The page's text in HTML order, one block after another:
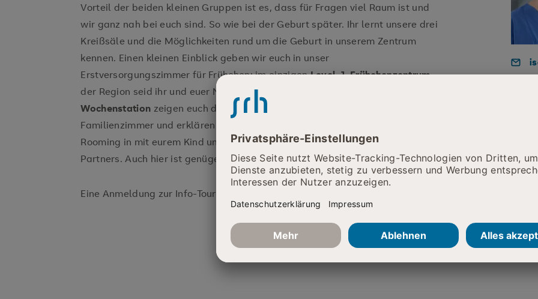
Vorteil der beiden kleinen Gruppen ist es, dass für Fragen viel Raum ist und
wir ganz nah bei euch sind. So wie bei der Geburt später. Ihr lernt unsere drei
Kreißsäle und die Möglichkeiten rund um die Geburt in unserem Zentrum
kennen. Einen kleinen Einblick geben wir euch in unser
Erstversorgungszimmer für Frühchen: im einzigenLevel-1-Frühchenzentrum
der Region seid ihr und euer Nachwuchs immer bestens versorgt. Auf der
Wochenstation zeigen euch die Schwestern und Hebammen natürlich unsere
Familienzimmer und erklären den Stationsablauf rund um die Geburt, das
Rooming in mit eurem Kind und der Möglichkeit der Übernachtung eures
Partners. Auch hier ist genügend Raum für alle eure Fragen.
Eine Anmeldung zur Info-Tour ist nicht nötig. Wir freuen uns auf euch!